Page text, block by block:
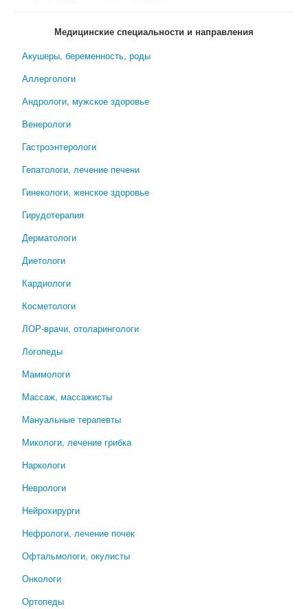
Медицинские специальности и направления
Акушеры, беременность, роды
Аллергологи
Андрологи, мужское здоровье
Венерологи
Гастроэнтерологи
Гепатологи, лечение печени
Гинекологи, женское здоровье
Гирудотерапия
Дерматологи
Диетологи
Кардиологи
Косметологи
ЛОР-врачи, отоларингологи
Логопеды
Маммологи
Массаж, массажисты
Мануальные терапевты
Микологи, лечение грибка
Наркологи
Неврологи
Нейрохирурги
Нефрологи, лечение почек
Офтальмологи, окулисты
Онкологи
Ортопеды